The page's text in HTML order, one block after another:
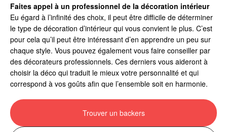
Faites appel à un professionnel de la décoration intérieur
Eu égard à l’infinité des choix, il peut être difficile de déterminer
le type de décoration d’intérieur qui vous convient le plus. C’est
pour cela qu’il peut être intéressant d’en apprendre un peu sur
chaque style. Vous pouvez également vous faire conseiller par
des décorateurs professionnels. Ces derniers vous aideront à
choisir la déco qui traduit le mieux votre personnalité et qui
correspond à vos goûts afin que l’ensemble soit en harmonie.
Trouver un backers